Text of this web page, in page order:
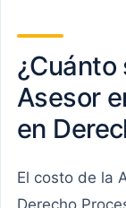
¿Cuánto
Asesor
en
El costo de la
Derecho